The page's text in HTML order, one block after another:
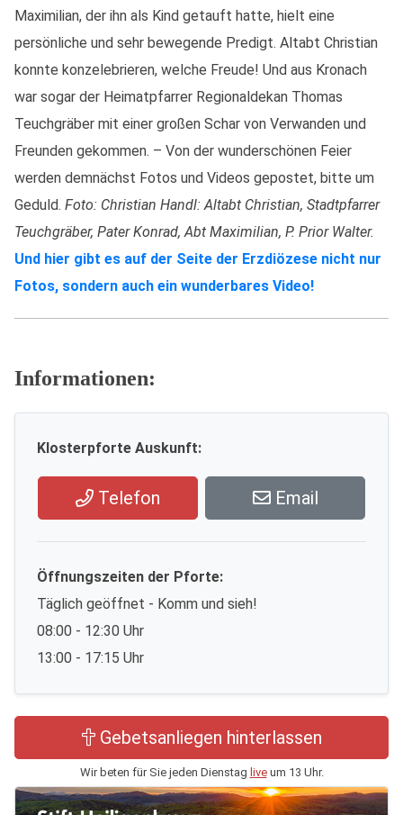
Maximilian, der ihn als Kind getauft hatte, hielt eine
persönliche und sehr bewegende Predigt. Altabt Christian
konnte konzelebrieren, welche Freude! Und aus Kronach
war sogar der Heimatpfarrer Regionaldekan Thomas
Teuchgräber mit einer großen Schar von Verwanden und
Freunden gekommen. – Von der wunderschönen Feier
werden demnächst Fotos und Videos gepostet, bitte um
Geduld. Foto: Christian Handl: Altabt Christian, Stadtpfarrer
Teuchgräber, Pater Konrad, Abt Maximilian, P. Prior Walter.
Und hier gibt es auf der Seite der Erzdiözese nicht nur
Fotos, sondern auch ein wunderbares Video!
Informationen:
Klosterpforte Auskunft:
Telefon Email
Öffnungszeiten der Pforte:
Täglich geöffnet - Komm und sieh!
08:00 - 12:30 Uhr
13:00 - 17:15 Uhr
Gebetsanliegen hinterlassen
Wir beten für Sie jeden Dienstag liveum 13 Uhr.